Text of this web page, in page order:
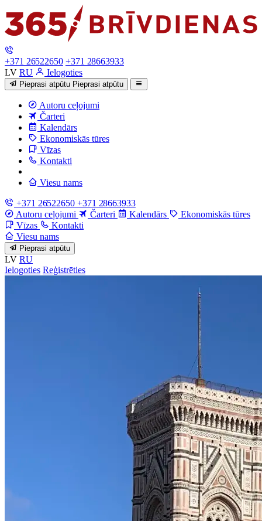
+371 26522650 +371 28663933
LV RU Ielogoties
Pieprasi atpūtu Pieprasi atpūtu
Autoru ceļojumi
Čarteri
Kalendārs
Ekonomiskās tūres
Vīzas
Kontakti
Viesu nams
+371 26522650 +371 28663933
Autoru ceļojumi
Čarteri Kalendārs
Ekonomiskās tūres
Vīzas
Kontakti
Viesu nams
Pieprasi atpūtu
LV RU
Ielogoties Reģistrēties